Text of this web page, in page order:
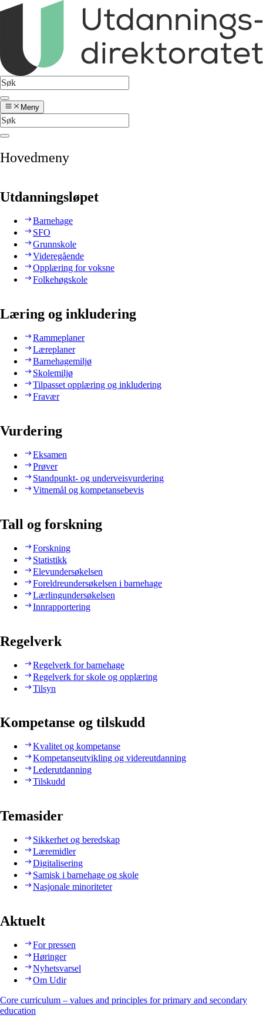
Meny
Hovedmeny
Utdanningsløpet
Barnehage
SFO
Grunnskole
Videregående
Opplæring for voksne
Folkehøgskole
Læring og inkludering
Rammeplaner
Læreplaner
Barnehagemiljø
Skolemiljø
Tilpasset opplæring og inkludering
Fravær
Vurdering
Eksamen
Prøver
Standpunkt- og underveisvurdering
Vitnemål og kompetansebevis
Tall og forskning
Forskning
Statistikk
Elevundersøkelsen
Foreldreundersøkelsen i barnehage
Lærlingundersøkelsen
Innrapportering
Regelverk
Regelverk for barnehage
Regelverk for skole og opplæring
Tilsyn
Kompetanse og tilskudd
Kvalitet og kompetanse
Kompetanseutvikling og videreutdanning
Lederutdanning
Tilskudd
Temasider
Sikkerhet og beredskap
Læremidler
Digitalisering
Samisk i barnehage og skole
Nasjonale minoriteter
Aktuelt
For pressen
Høringer
Nyhetsvarsel
Om Udir
Core curriculum – values and principles for primary and secondary
education